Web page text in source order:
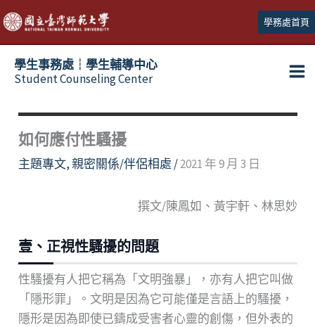
跳
至
主
學務處首頁
學生事務處┆學生輔導中心
Student Counseling Center
如何應付性騷擾
主題專文,親密關係/伴侶相處 /2021 年 9 月 3 日
撰文/陳鳳如、黃宇軒、林思妙
壹、正視性騷擾的問題
性騷擾有人把它稱為「文明強暴」，亦有人把它叫做
「隱形罪」。文明是因為它可能僅是言語上的騷擾，
隱形是因為即使已鑄成受害者心靈的創傷，但外表的